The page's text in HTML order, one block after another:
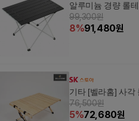
알루미늄 경량 롤
99,300원
8%91,480원
기타 [벨라홈] 사각
76,500원
5%72,680원